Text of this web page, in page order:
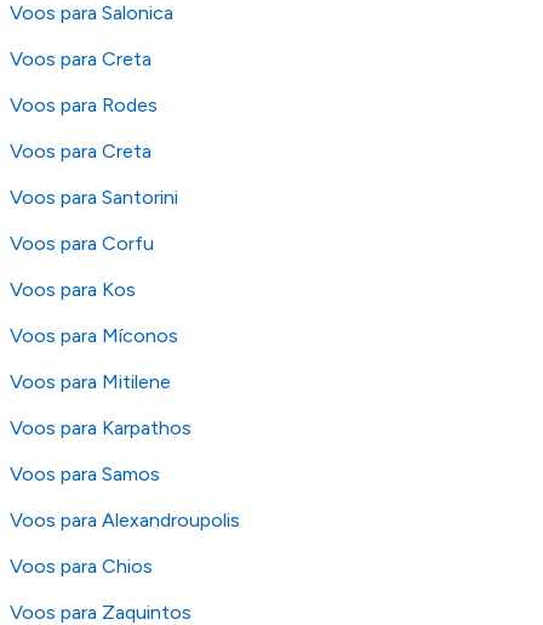
Voos para Salonica
Voos para Creta
Voos para Rodes
Voos para Creta
Voos para Santorini
Voos para Corfu
Voos para Kos
Voos para Míconos
Voos para Mitilene
Voos para Karpathos
Voos para Samos
Voos para Alexandroupolis
Voos para Chios
Voos para Zaquintos